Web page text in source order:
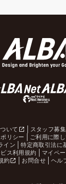
いて スタッフ募集
リシー
ご利用に際
イン
特定商取引法に
ス利用規約
マイペ
約
お問合せ ヘル